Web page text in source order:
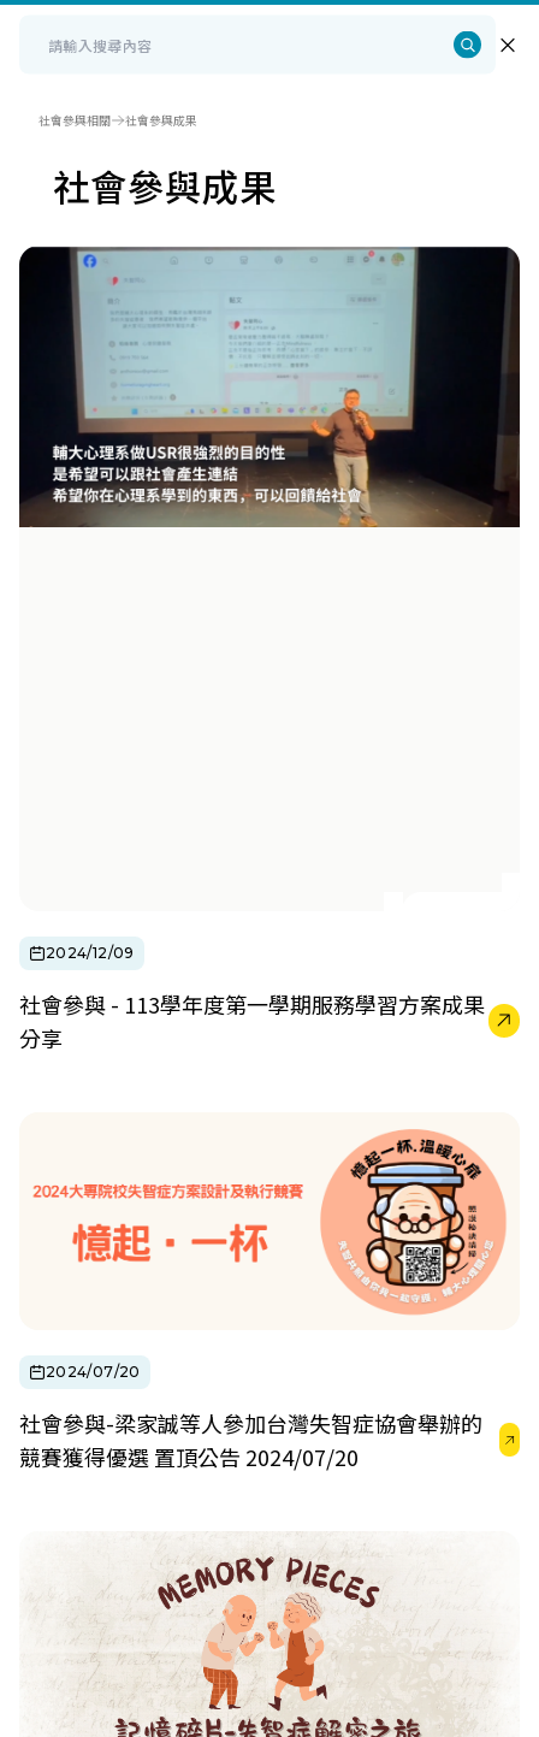
社會參與相關 社會參與成果
社會參與成果
2024/12/09
社會參與 - 113學年度第一學期服務學習方案成果
分享
2024/07/20
社會參與-梁家誠等人參加台灣失智症協會舉辦的
競賽獲得優選 置頂公告 2024/07/20